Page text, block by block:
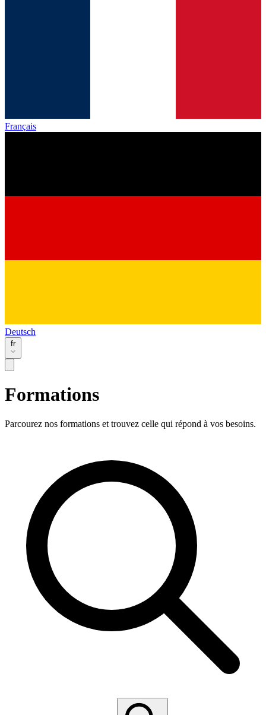
Français
Deutsch
fr
Formations
Parcourez nos formations et trouvez celle qui répond à vos besoins.